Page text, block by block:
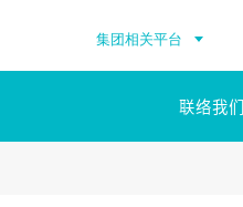
集团相关平台
联络我们